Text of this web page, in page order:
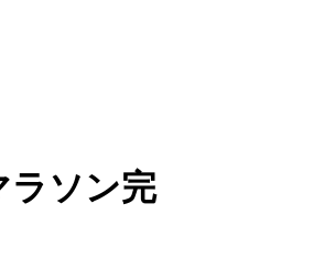
ソン完